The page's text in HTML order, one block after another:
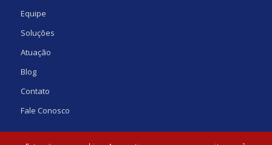
Equipe
Soluções
Atuação
Blog
Contato
Fale Conosco